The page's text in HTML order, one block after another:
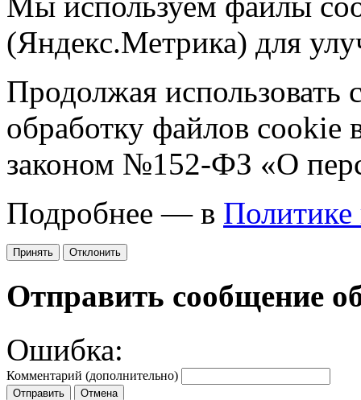
(Яндекс.Метрика) для
Продолжая использовать
обработку файлов cookie
законом №152-ФЗ «О
Подробнее — в Политике
Принять Отклонить
Отправить сообщение
Ошибка:
Комментарий (дополнительно)
Отправить
Отмена